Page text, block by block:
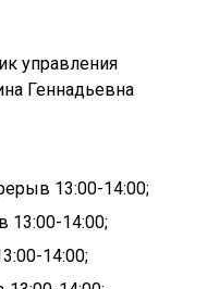
управления
Геннадьевна
13:00-14:00;
13:00-14:00;
14:00;